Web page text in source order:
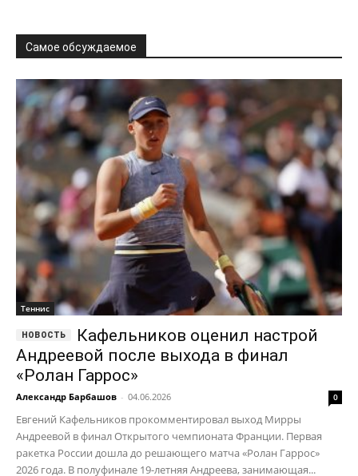
Самое обсуждаемое
Теннис
Кафельников оценил настрой
Андреевой после выхода в финал
«Ролан Гаррос»
Александр Барбашов - 04.06.2026 0
Евгений Кафельников прокомментировал выход Мирры
Андреевой в финал Открытого чемпионата Франции. Первая
ракетка России дошла до решающего матча «Ролан Гаррос»
2026 года. В полуфинале 19-летняя Андреева, занимающая...